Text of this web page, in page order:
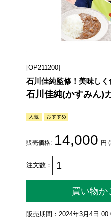
[OP211200]
石川佳純監修！美味しく
石川佳純(かすみん)
販売価格: 14,000 円
注文数：
買い物か
販売期間：2024年3月4日